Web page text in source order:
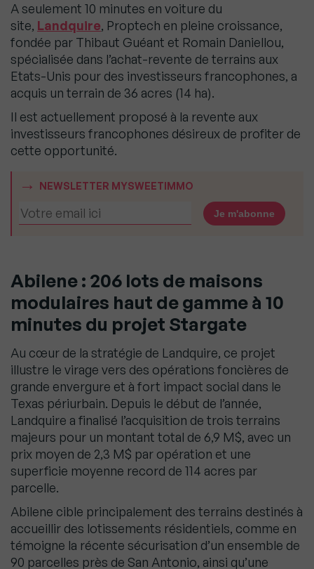
A seulement 10 minutes en voiture du
site, Landquire, Proptech en pleine croissance,
fondée par Thibaut Guéant et Romain Daniellou,
spécialisée dans l’achat-revente de terrains aux
Etats-Unis pour des investisseurs francophones, a
acquis un terrain de 36 acres (14 ha).
Il est actuellement proposé à la revente aux
investisseurs francophones désireux de profiter de
cette opportunité.
NEWSLETTER MYSWEETIMMO
Abilene : 206 lots de maisons
modulaires haut de gamme à 10
minutes du projet Stargate
Au cœur de la stratégie de Landquire, ce projet
illustre le virage vers des opérations foncières de
grande envergure et à fort impact social dans le
Texas périurbain. Depuis le début de l’année,
Landquire a finalisé l’acquisition de trois terrains
majeurs pour un montant total de 6,9 M$, avec un
prix moyen de 2,3 M$ par opération et une
superficie moyenne record de 114 acres par
parcelle.
Abilene cible principalement des terrains destinés à
accueillir des lotissements résidentiels, comme en
témoigne la récente sécurisation d’un ensemble de
90 parcelles près de San Antonio, ainsi qu’une